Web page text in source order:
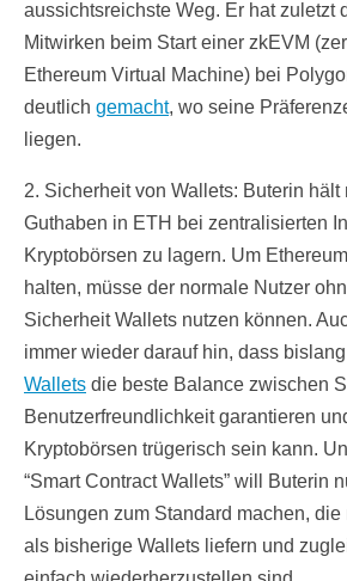
aussichtsreichste Weg. Er hat zuletzt
Mitwirken beim Start einer zkEVM
Ethereum Virtual Machine) bei
deutlich gemacht, wo seine
liegen.
2. Sicherheit von Wallets: Buterin hält
Guthaben in ETH bei zentralisierten
Kryptobörsen zu lagern. Um
halten, müsse der normale Nutzer
Sicherheit Wallets nutzen können.
immer wieder darauf hin, dass bislang
Wallets die beste Balance zwischen
Benutzerfreundlichkeit garantieren
Kryptobörsen trügerisch sein kann.
“Smart Contract Wallets” will Buterin
Lösungen zum Standard machen,
als bisherige Wallets liefern und